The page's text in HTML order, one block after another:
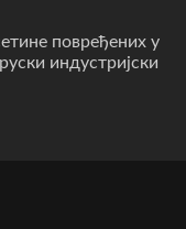
повређених у
индустријски